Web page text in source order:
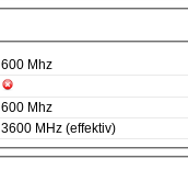
600 Mhz
600 Mhz
3600 MHz (effektiv)